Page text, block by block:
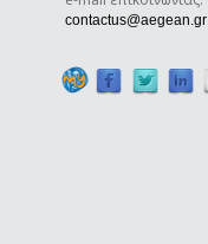
contactus@aegean.gr